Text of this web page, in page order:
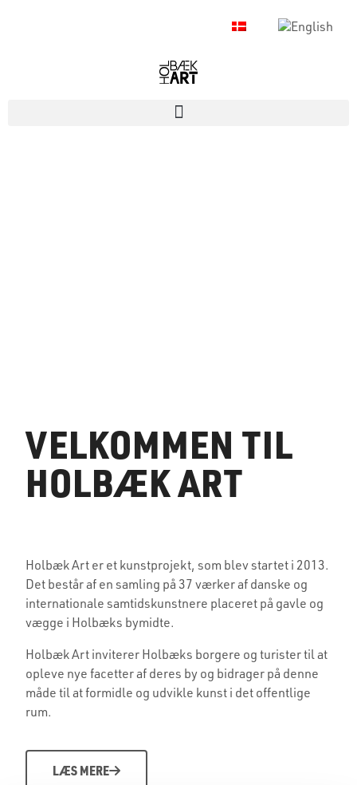
VELKOMMEN TIL
HOLBÆK ART
Holbæk Art er et kunstprojekt, som blev startet i 2013.
Det består af en samling på 37 værkeraf danske og
internationale samtidskunstnere placeret på gavle og
vægge i Holbæks bymidte.
Holbæk Art inviterer Holbæks borgere og turister til at
opleve nye facetter af deres by og bidrager på denne
måde til at formidle og udvikle kunst i det offentlige
rum.
LÆS MERE